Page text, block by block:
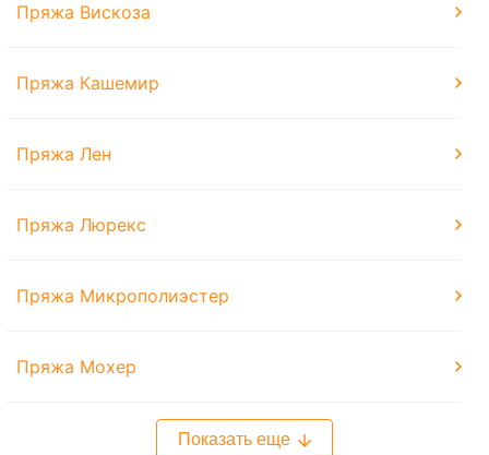
Пряжа Вискоза
Пряжа Кашемир
Пряжа Лен
Пряжа Люрекс
Пряжа Микрополиэстер
Пряжа Мохер
Показать еще